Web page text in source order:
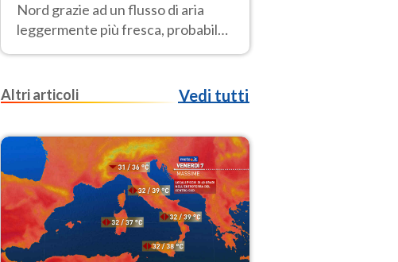
Nord grazie ad un flusso di aria
leggermente più fresca, probabile
nuovo rinforzo dell’anticiclone
Altri articoli
Vedi tutti